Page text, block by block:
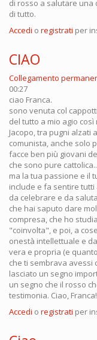
di rosso a salutare una
di tutto.
Accedi o registrati per
CIAO
Collegamento
00:27
ciao Franca.
sono venuta col
del tutto a mio agio
Jacopo, tra pugni alzati
comunista, anche solo
facce ben più giovani
che sono pure
ma la tua passione e il
include e fa sentire
da celebrare e da
che hai saputo dare
compresa, che ho
"coinvolta", e poi, a
onestà intellettuale e
vera e propria (e
che ti sembrava avessi
lasciato un segno
un segno che il rosso
testimonia. Ciao, Franca!
Accedi o registrati per